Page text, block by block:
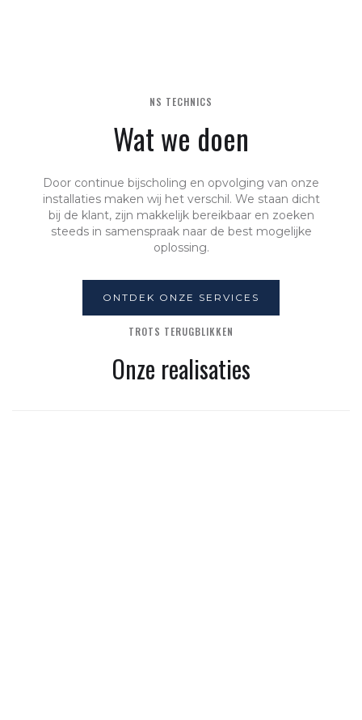
NS TECHNICS
Wat we doen
Door continue bijscholing en opvolging van onze
installaties maken wij het verschil. We staan dicht
bij de klant, zijn makkelijk bereikbaar en zoeken
steeds in samenspraak naar de best mogelijke
oplossing.
ONTDEK ONZE SERVICES
TROTS TERUGBLIKKEN
Onze realisaties